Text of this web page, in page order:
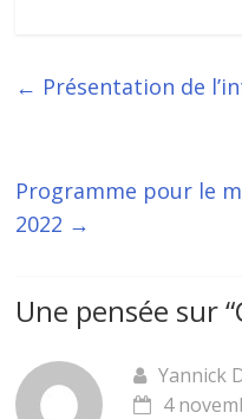
← Présentation de
Programme pour le
2022 →
Une pensée sur “
Yannick
4